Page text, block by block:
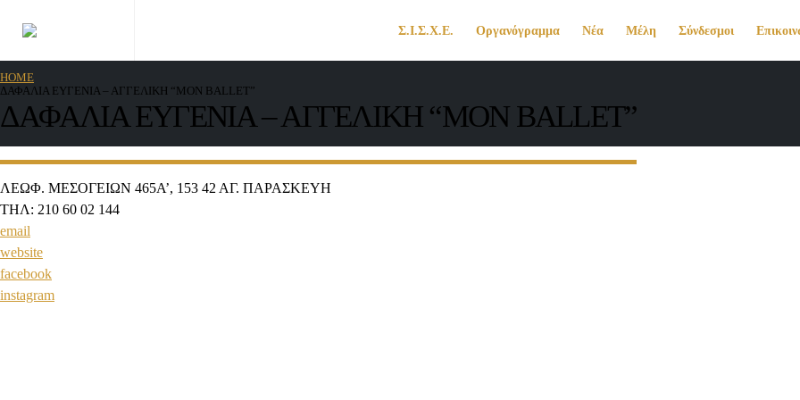
Σ.Ι.Σ.Χ.Ε. Οργανόγραμμα Νέα Μέλη Σύνδεσμοι
HOME
ΔΑΦΑΛΙΑ ΕΥΓΕΝΙΑ – ΑΓΓΕΛΙΚΗ “MON BALLET”
ΔΑΦΑΛΙΑ ΕΥΓΕΝΙΑ – ΑΓΓΕΛΙΚΗ “MON BALLET”
ΛΕΩΦ. ΜΕΣΟΓΕΙΩΝ 465Α’, 153 42 ΑΓ. ΠΑΡΑΣΚΕΥΗ
ΤΗΛ: 210 60 02 144
email
website
facebook
instagram